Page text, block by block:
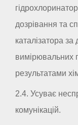
дозрівання та
каталізатора
вимірювальних
результатами
2.4. Усуває
комунікацій.